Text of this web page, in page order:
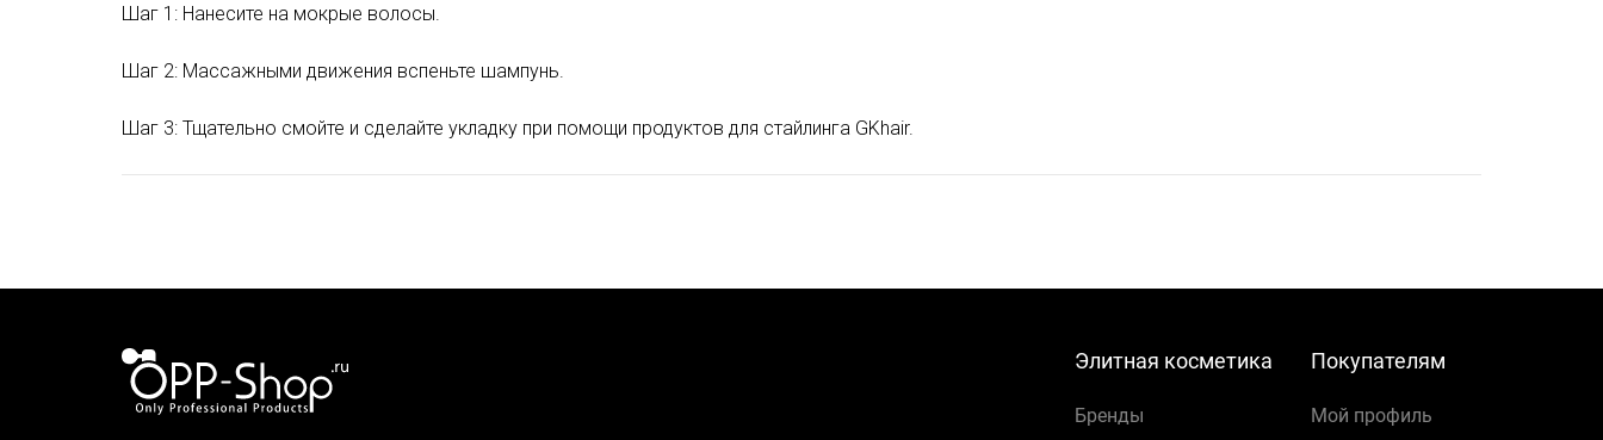
Шаг 1: Нанесите на мокрые волосы.
Шаг 2: Массажными движения вспеньте шампунь.
Шаг 3: Тщательно смойте и сделайте укладку при помощи продуктов для стайлинга GKhair.
Элитная косметика
Бренды
Покупателям
Мой профиль